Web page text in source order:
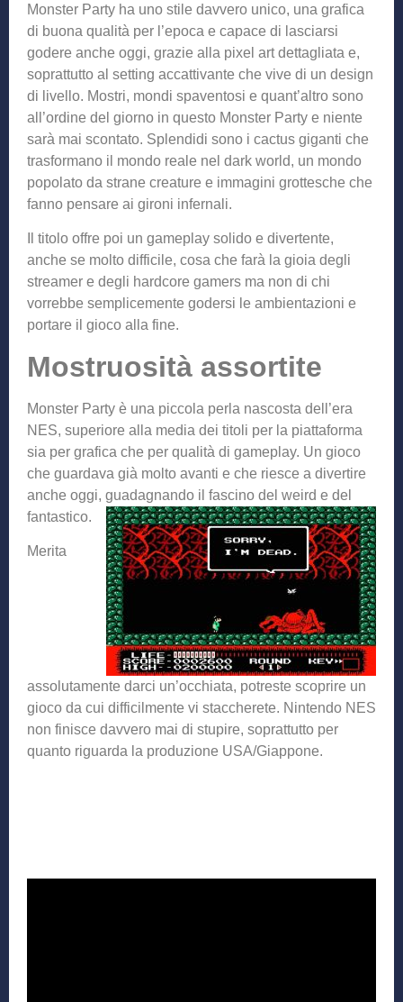
Monster Party ha uno stile davvero unico, una grafica
di buona qualità per l’epoca e capace di lasciarsi
godere anche oggi, grazie alla pixel art dettagliata e,
soprattutto al setting accattivante che vive di un design
di livello. Mostri, mondi spaventosi e quant’altro sono
all’ordine del giorno in questo Monster Party e niente
sarà mai scontato. Splendidi sono i cactus giganti che
trasformano il mondo reale nel dark world, un mondo
popolato da strane creature e immagini grottesche che
fanno pensare ai gironi infernali.
Il titolo offre poi un gameplay solido e divertente,
anche se molto difficile, cosa che farà la gioia degli
streamer e degli hardcore gamers ma non di chi
vorrebbe semplicemente godersi le ambientazioni e
portare il gioco alla fine.
Mostruosità assortite
Monster Party è una piccola perla nascosta dell’era
NES, superiore alla media dei titoli per la piattaforma
sia per grafica che per qualità di gameplay. Un gioco
che guardava già molto avanti e che riesce a divertire
anche oggi, guadagnando il fascino del weird e del
fantastico.
Merita
assolutamente darci un’occhiata, potreste scoprire un
gioco da cui difficilmente vi staccherete. Nintendo NES
non finisce davvero mai di stupire, soprattutto per
quanto riguarda la produzione USA/Giappone.